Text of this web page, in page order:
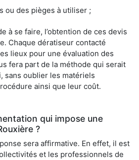
ou des pièges à utiliser ;
à se faire, l’obtention de ces devis
Chaque dératiseur contacté
lieux pour une évaluation des
fera part de la méthode qui serait
sans oublier les matériels
ainsi que leur coût.
qui impose une
?
sera affirmative. En effet, il est
et les professionnels de